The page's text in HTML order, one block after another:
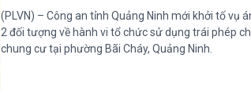
(PLVN) – Công an tỉnh Quảng Ninh mới khởi tố vụ
2 đối tượng về hành vi tổ chức sử dụng trái phép
chung cư tại phường Bãi Cháy, Quảng Ninh.